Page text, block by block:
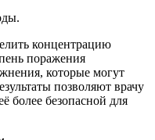
концентрацию
поражения
которые могут
позволяют врачу
более безопасной для